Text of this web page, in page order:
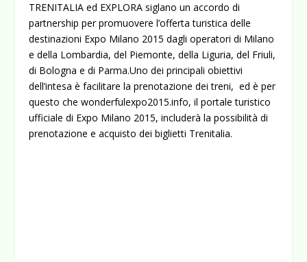
TRENITALIA ed EXPLORA siglano un accordo di
partnership per promuovere l’offerta turistica delle
destinazioni Expo Milano 2015 dagli operatori di Milano
e della Lombardia, del Piemonte, della Liguria, del Friuli,
di Bologna e di Parma.Uno dei principali obiettivi
dell’intesa è facilitare la prenotazione dei treni, ed è per
questo che wonderfulexpo2015.info, il portale turistico
ufficiale di Expo Milano 2015, includerà la possibilità di
prenotazione e acquisto dei biglietti Trenitalia.